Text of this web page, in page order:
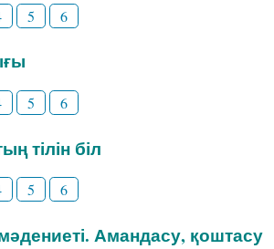
5 6
5 6
тілін біл
5 6
Амандасу, қоштасу